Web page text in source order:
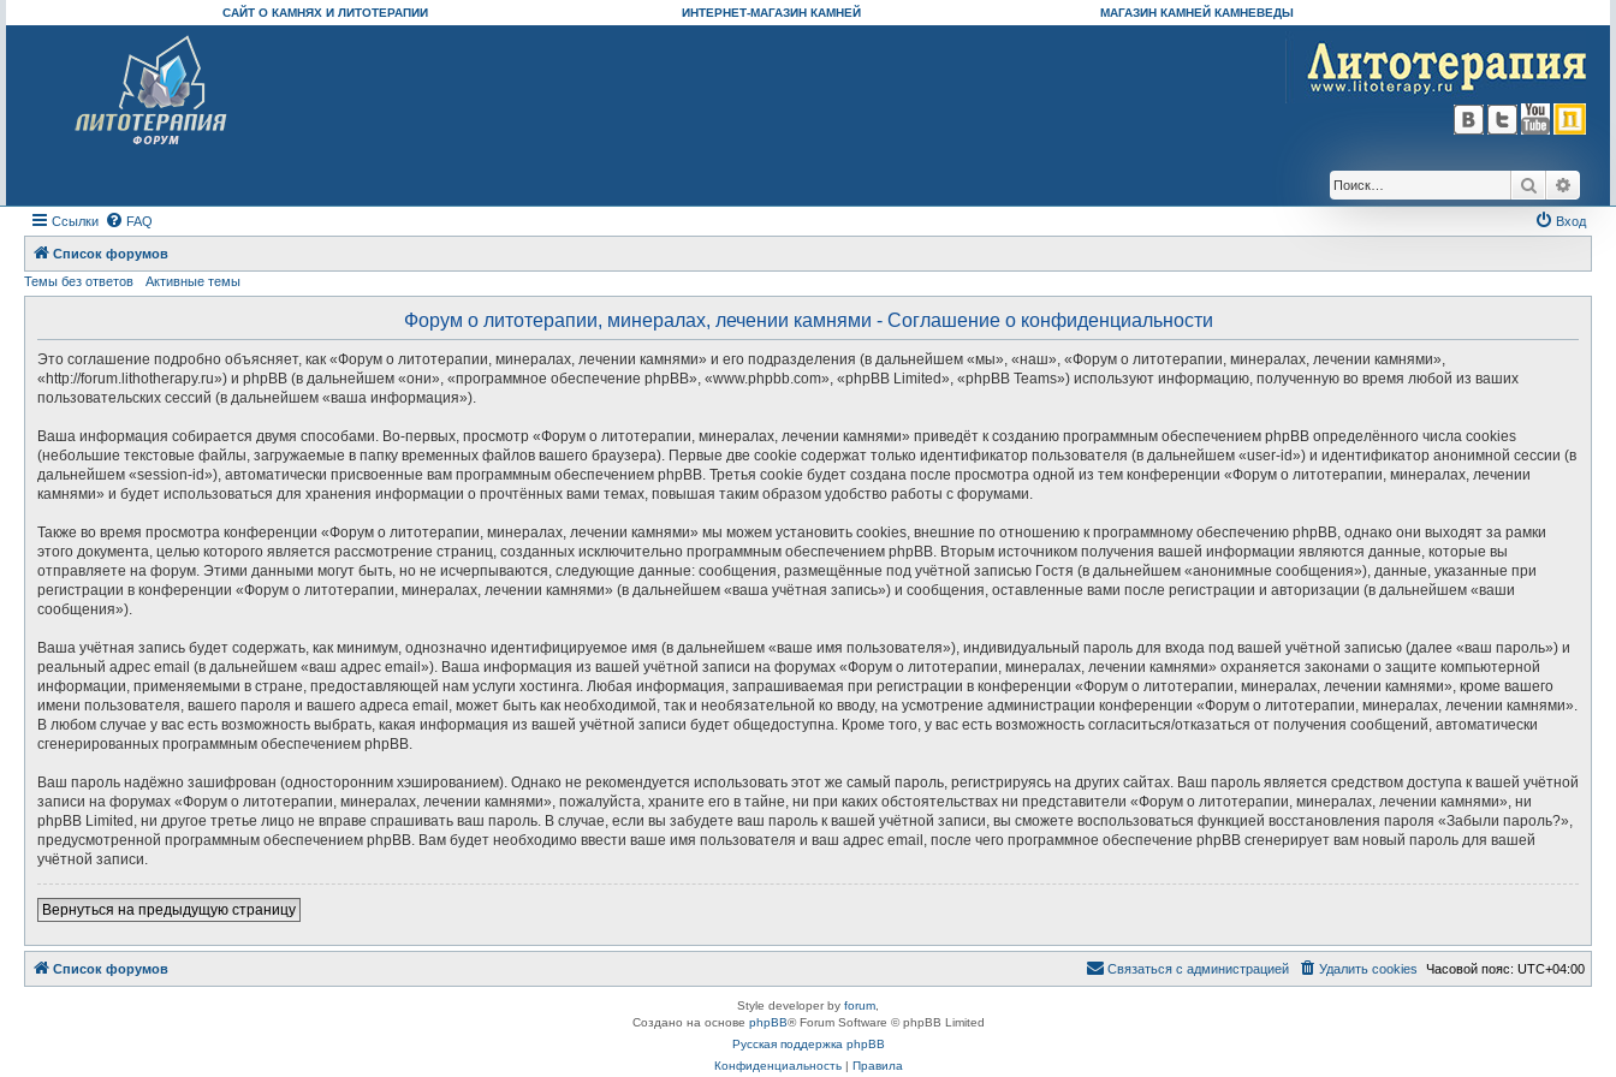
САЙТ О КАМНЯХ И ЛИТОТЕРАПИИ ИНТЕРНЕТ-МАГАЗИН КАМНЕЙ МАГАЗИН КАМНЕЙ КАМНЕВЕДЫ
Поиск
Ссылки FAQ Вход
Список форумов
Темы без ответов
Активные темы
Форум о литотерапии, минералах, лечении камнями - Соглашение о конфиденциальности
Это соглашение подробно объясняет, как «Форум о литотерапии, минералах, лечении камнями» и его подразделения (в дальнейшем «мы», «наш», «Форум о литотерапии, минералах, лечении камнями»,
«http://forum.lithotherapy.ru») и phpBB (в дальнейшем «они», «программное обеспечение phpBB», «www.phpbb.com», «phpBB Limited», «phpBB Teams») используют информацию, полученную во время любой из ваших
пользовательских сессий (в дальнейшем «ваша информация»).
Ваша информация собирается двумя способами. Во-первых, просмотр «Форум о литотерапии, минералах, лечении камнями» приведёт к созданию программным обеспечением phpBB определённого числа cookies
(небольшие текстовые файлы, загружаемые в папку временных файлов вашего браузера). Первые две cookie содержат только идентификатор пользователя (в дальнейшем «user-id») и идентификатор анонимной сессии (в
дальнейшем «session-id»), автоматически присвоенные вам программным обеспечением phpBB. Третья cookie будет создана после просмотра одной из тем конференции «Форум о литотерапии, минералах, лечении
камнями» и будет использоваться для хранения информации о прочтённых вами темах, повышая таким образом удобство работы с форумами.
Также во время просмотра конференции «Форум о литотерапии, минералах, лечении камнями» мы можем установить cookies, внешние по отношению к программному обеспечению phpBB, однако они выходят за рамки
этого документа, целью которого является рассмотрение страниц, созданных исключительно программным обеспечением phpBB. Вторым источником получения вашей информации являются данные, которые вы
отправляете на форум. Этими данными могут быть, но не исчерпываются, следующие данные: сообщения, размещённые под учётной записью Гостя (в дальнейшем «анонимные сообщения»), данные, указанные при
регистрации в конференции «Форум о литотерапии, минералах, лечении камнями» (в дальнейшем «ваша учётная запись») и сообщения, оставленные вами после регистрации и авторизации (в дальнейшем «ваши
сообщения»).
Ваша учётная запись будет содержать, как минимум, однозначно идентифицируемое имя (в дальнейшем «ваше имя пользователя»), индивидуальный пароль для входа под вашей учётной записью (далее «ваш пароль») и
реальный адрес email (в дальнейшем «ваш адрес email»). Ваша информация из вашей учётной записи на форумах «Форум о литотерапии, минералах, лечении камнями» охраняется законами о защите компьютерной
информации, применяемыми в стране, предоставляющей нам услуги хостинга. Любая информация, запрашиваемая при регистрации в конференции «Форум о литотерапии, минералах, лечении камнями», кроме вашего
имени пользователя, вашего пароля и вашего адреса email, может быть как необходимой, так и необязательной ко вводу, на усмотрение администрации конференции «Форум о литотерапии, минералах, лечении камнями».
В любом случае у вас есть возможность выбрать, какая информация из вашей учётной записи будет общедоступна. Кроме того, у вас есть возможность согласиться/отказаться от получения сообщений, автоматически
сгенерированных программным обеспечением phpBB.
Ваш пароль надёжно зашифрован (односторонним хэшированием). Однако не рекомендуется использовать этот же самый пароль, регистрируясь на других сайтах. Ваш пароль является средством доступа к вашей учётной
записи на форумах «Форум о литотерапии, минералах, лечении камнями», пожалуйста, храните его в тайне, ни при каких обстоятельствах ни представители «Форум о литотерапии, минералах, лечении камнями», ни
phpBB Limited, ни другое третье лицо не вправе спрашивать ваш пароль. В случае, если вы забудете ваш пароль к вашей учётной записи, вы сможете воспользоваться функцией восстановления пароля «Забыли пароль?»,
предусмотренной программным обеспечением phpBB. Вам будет необходимо ввести ваше имя пользователя и ваш адрес email, после чего программное обеспечение phpBB сгенерирует вам новый пароль для вашей
учётной записи.
Вернуться на предыдущую страницу
Список форумов Часовой пояс: UTC+04:00
Удалить cookies
Связаться с администрацией
Style developer by forum
Создано на основе phpBB® Forum Software © phpBB Limited
Русская поддержка phpBB
Конфиденциальность| Правила